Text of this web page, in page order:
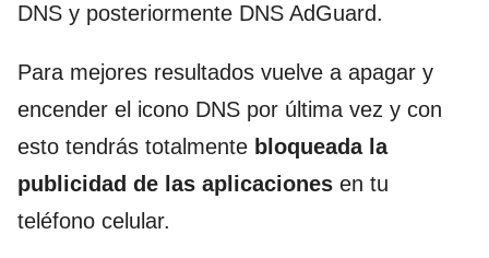
DNS y posteriormente DNS AdGuard.
Para mejores resultados vuelve a apagar y
encender el icono DNS por última vez y con
esto tendrás totalmente bloqueada la
publicidad de las aplicaciones en tu
teléfono celular.